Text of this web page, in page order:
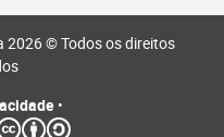
2026 © Todos os direitos
•